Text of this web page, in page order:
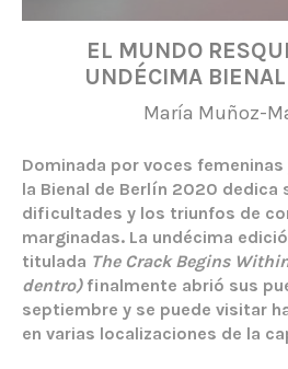
EL MUNDO
UNDÉCIMA
María Muñoz-
Dominada por voces
la Bienal de Berlín 2020 dedica
dificultades y los triunfos de
marginadas. La undécima
titulada The Crack Begins
dentro)finalmente abrió sus
septiembre y se puede visitar
en varias localizaciones de la